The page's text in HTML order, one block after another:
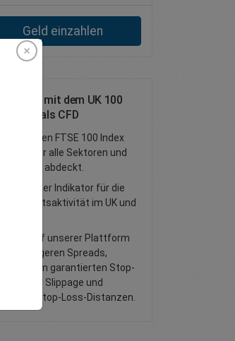
Geld einzahlen
Sie mit dem UK 100
Index als CFD
Verfolgt den FTSE 100 Index
des UK, der alle Sektoren und
Industrien abdeckt.
Ein beliebter Indikator für die
Wirtschaftsaktivität im UK und
Handel auf unserer Plattform
mit niedrigeren Spreads,
garantierten Stop-
Loss ohne Slippage und
engeren Stop-Loss-Distanzen.